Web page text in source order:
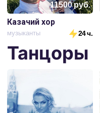
11500руб.
Казачий хор
музыканты 24 ч.
Танцоры